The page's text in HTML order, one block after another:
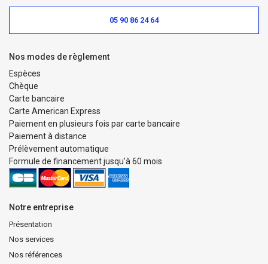
Notre entreprise
Présentation
Nos services
Nos références
05 90 86 24 64
Nos modes de règlement
Espèces
Chèque
Carte bancaire
Carte American Express
Paiement en plusieurs fois par carte bancaire
Paiement à distance
Prélèvement automatique
Formule de financement jusqu’à 60 mois